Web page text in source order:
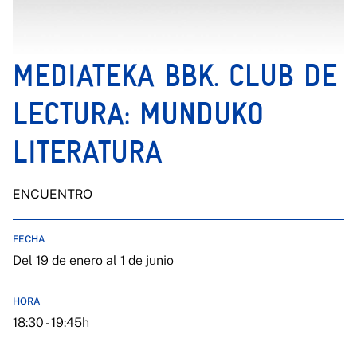
MEDIATEKA BBK. CLUB DE
LECTURA: MUNDUKO
LITERATURA
ENCUENTRO
FECHA
Del 19 de enero al 1 de junio
HORA
18:30 - 19:45h